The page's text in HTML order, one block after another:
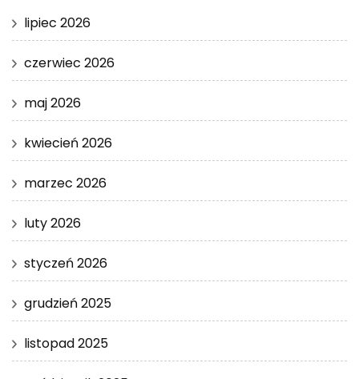
lipiec 2026
czerwiec 2026
maj 2026
kwiecień 2026
marzec 2026
luty 2026
styczeń 2026
grudzień 2025
listopad 2025